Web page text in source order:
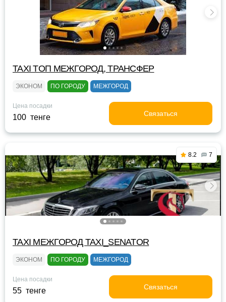
TAXI TOП МЕЖГОРОД, ТРАНСФЕР
ЭКОНОМ ПО ГОРОДУ МЕЖГОРОД
Цена посадки
100 тенге Связаться
8.2 7
TAXI МЕЖГОРОД TAXI_SENATOR
ЭКОНОМ ПО ГОРОДУ МЕЖГОРОД
Цена посадки
55 тенге Связаться